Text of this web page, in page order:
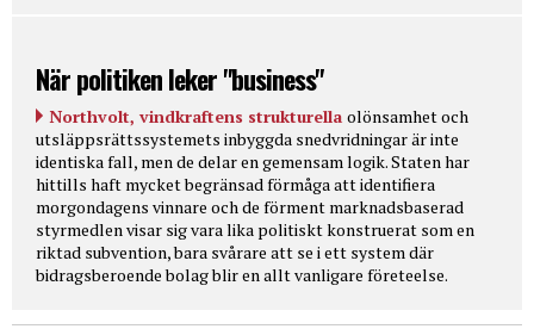
När politiken leker "business"
Northvolt, vindkraftens strukturella olönsamhet och
utsläppsrättssystemets inbyggda snedvridningar är inte
identiska fall, men de delar en gemensam logik. Staten har
hittills haft mycket begränsad förmåga att identifiera
morgondagens vinnare och de förment marknadsbaserad
styrmedlen visar sig vara lika politiskt konstruerat som en
riktad subvention, bara svårare att se i ett system där
bidragsberoende bolag blir en allt vanligare företeelse.